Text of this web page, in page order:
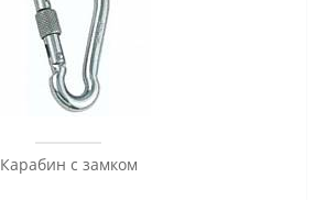
Карабин с замком